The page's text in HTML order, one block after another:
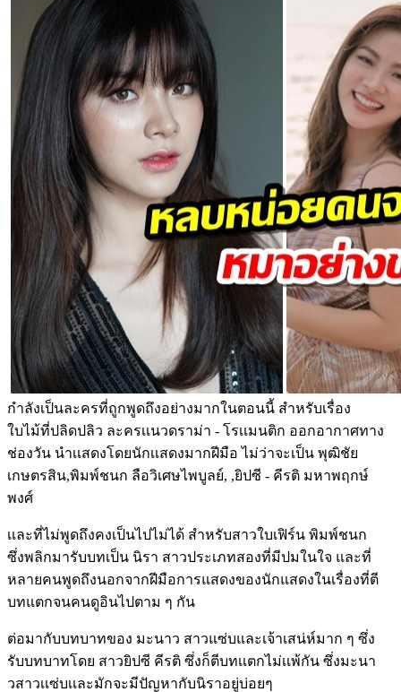
กำลังเป็นละครที่ถูกพูดถึงอย่างมากในตอนนี้ สำหรับเรื่อง
ใบไม้ที่ปลิดปลิว ละครเเนวดราม่า - โรเเมนติก ออกอากาศทาง
ช่องวัน นำเเสดงโดยนักเเสดงมากฝีมือ ไม่ว่าจะเป็น พุฒิชัย
เกษตรสิน,พิมพ์ชนก ลือวิเศษไพบูลย์, ,ยิปซี - คีรติ มหาพฤกษ์
พงศ์
เเละที่ไม่พูดถึงคงเป็นไปไม่ได้ สำหรับสาวใบเฟิร์น พิมพ์ชนก
ซึ่งพลิกมารับบทเป็น นิรา สาวประเภทสองที่มีปมในใจ และที่
หลายคนพูดถึงนอกจากฝีมือการแสดงของนักแสดงในเรื่องที่ตี
บทแตกจนคนดูอินไปตาม ๆ กัน
ต่อมากับบทบาทของ มะนาว สาวแซ่บและเจ้าเสน่ห์มาก ๆ ซึ่ง
รับบทบาทโดย สาวยิปซี คีรติ ซึ่งก็ตีบทเเตกไม่เเพ้กัน ซึ่งมะนา
วสาวเเซ่บเเละมักจะมีปัญหากับนิราอยู่บ่อยๆ